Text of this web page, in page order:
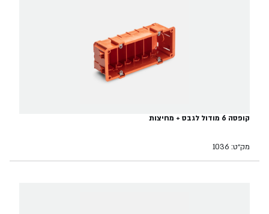
קופסה 6 מודול לגבס + מחיצות
מק״ט: 1036